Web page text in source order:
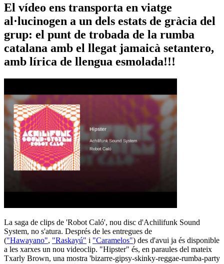
El vídeo ens transporta en viatge
al·lucinogen a un dels estats de gràcia del
grup: el punt de trobada de la rumba
catalana amb el llegat jamaicà setantero,
amb lírica de llengua esmolada!!!
La saga de clips de 'Robot Caló', nou disc d'Achilifunk Sound
System, no s'atura. Després de les entregues de
("Hawayano", "Raskayú" i "Caramelos") des d'avui ja és disponible
a les xarxes un nou videoclip. "Hipster" és, en paraules del mateix
Txarly Brown, una mostra 'bizarre-gipsy-skinky-reggae-rumba-party